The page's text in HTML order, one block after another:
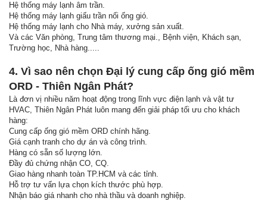
Hệ thống máy lạnh âm trần.
Hệ thống máy lạnh giấu trần nối ống gió.
Hệ thống máy lạnh cho Nhà máy, xưởng sản xuất.
Và các Văn phòng, Trung tâm thương mại., Bệnh viện, Khách sạn,
Trường học, Nhà hàng.....
4. Vì sao nên chọn Đại lý cung cấp ống gió mềm
ORD - Thiên Ngân Phát?
Là đơn vị nhiều năm hoạt động trong lĩnh vực điện lạnh và vật tư
HVAC, Thiên Ngân Phát luôn mang đến giải pháp tối ưu cho khách
hàng:
Cung cấp ống gió mềm ORD chính hãng.
Giá cạnh tranh cho dự án và công trình.
Hàng có sẵn số lượng lớn.
Đầy đủ chứng nhận CO, CQ.
Giao hàng nhanh toàn TP.HCM và các tỉnh.
Hỗ trợ tư vấn lựa chọn kích thước phù hợp.
Nhận báo giá nhanh cho nhà thầu và doanh nghiệp.